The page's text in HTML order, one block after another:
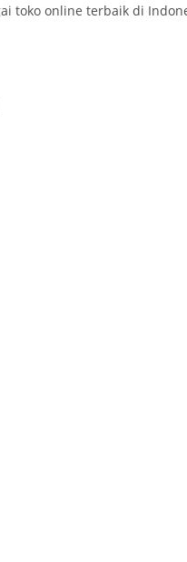
toko online terbaik di